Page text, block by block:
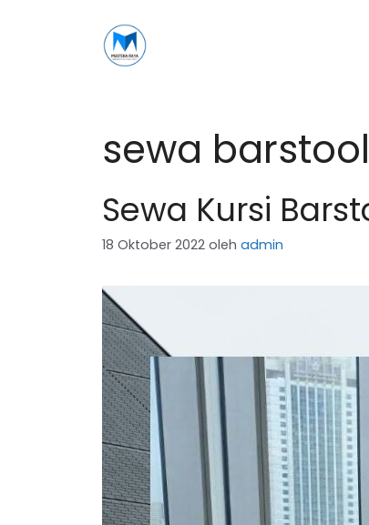
sewa barstool
Sewa Kursi
18 Oktober 2022 oleh admin